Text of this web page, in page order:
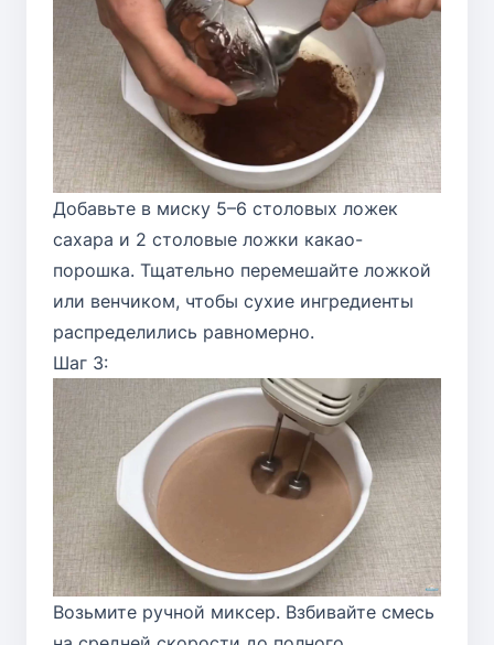
Добавьте в миску 5–6 столовых ложек
сахара и 2 столовые ложки какао-
порошка. Тщательно перемешайте ложкой
или венчиком, чтобы сухие ингредиенты
распределились равномерно.
Шаг 3:
Возьмите ручной миксер. Взбивайте смесь